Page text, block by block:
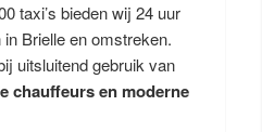
taxi’s bieden wij 24 uur
Brielle en omstreken.
uitsluitend gebruik van
chauffeurs en moderne